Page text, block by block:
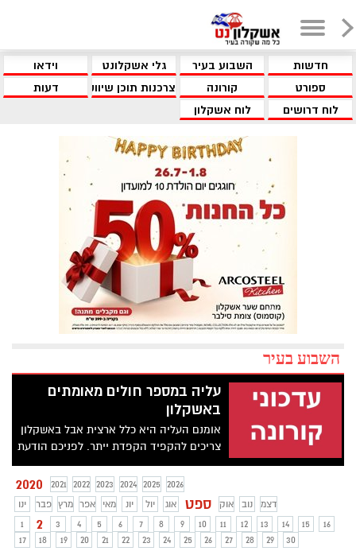
חדשות השבוע בעיר גלי אשקלונט
וידאו
ספורט
קורונה צרכנות תוכן שיווקי
דעות
לוח דרושים
לוח אשקלון
השבוע בעיר
עליה במספר חולים מאומתים
באשקלון
אומנם העליה היא כלל ארצית אבל באשקלון
צריכים להקפיד הקפדת ייתר. לפניכם הודעת
העירייה בנושא
2020 2021 2022 2023 2024 2025
2026
ינו
פבר מרץ אפר מאי יונ יול אוג ספט אוק נוב
דצמ
1
2 3 4 5 6 7 8 9 10 11 12 13 14 15
16
17
18 19 20 21 22 23 24 25 26 27 28 29 30